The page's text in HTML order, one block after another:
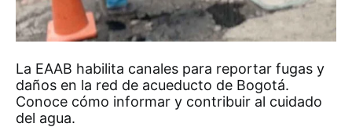
La EAAB habilita canales para reportar fugas y
daños en la red de acueducto de Bogotá.
Conoce cómo informar y contribuir al cuidado
del agua.